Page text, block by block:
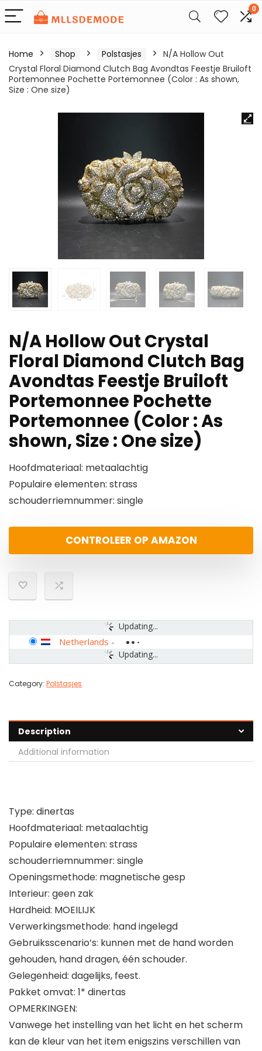
0
Home Shop Polstasjes
N/A Hollow Out
Crystal Floral Diamond Clutch Bag Avondtas Feestje Bruiloft
Portemonnee Pochette Portemonnee (Color : As shown,
Size : One size)
N/A Hollow Out Crystal
Floral Diamond Clutch Bag
Avondtas Feestje Bruiloft
Portemonnee Pochette
Portemonnee (Color : As
shown, Size : One size)
Hoofdmateriaal: metaalachtig
Populaire elementen: strass
schouderriemnummer: single
CONTROLEER OP AMAZON
Updating...
Updating...
Netherlands -
Category: Polstasjes
Description
Additional information
Type: dinertas
Hoofdmateriaal: metaalachtig
Populaire elementen: strass
schouderriemnummer: single
Openingsmethode: magnetische gesp
Interieur: geen zak
Hardheid: MOEILIJK
Verwerkingsmethode: hand ingelegd
Gebruiksscenario’s: kunnen met de hand worden
gehouden, hand dragen, één schouder.
Gelegenheid: dagelijks, feest.
Pakket omvat: 1* dinertas
OPMERKINGEN:
Vanwege het instelling van het licht en het scherm
kan de kleur van het item enigszins verschillen van